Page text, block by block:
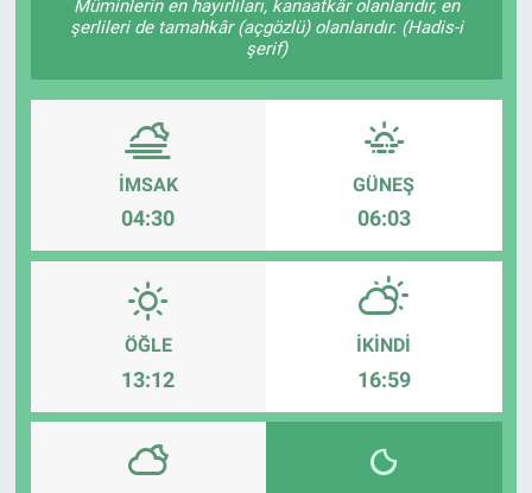
Müminlerin en hayırlıları, kanaatkâr olanlarıdır, en
şerlileri de tamahkâr (açgözlü) olanlarıdır. (Hadis-i
şerif)
İMSAK
04:30
GÜNEŞ
06:03
ÖĞLE
13:12
İKINDI
16:59